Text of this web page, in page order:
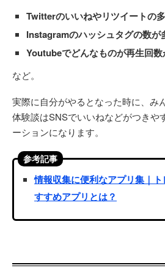
Twitterのいいねやリツイートの
Instagramのハッシュタグの数が
Youtubeでどんなものが再生回
など。
実際に自分がやるとなった時に、み
体験談はSNSでいいねなどがつきや
ーションになります。
参考記事
情報収集に便利なアプリ集｜
すすめアプリとは？